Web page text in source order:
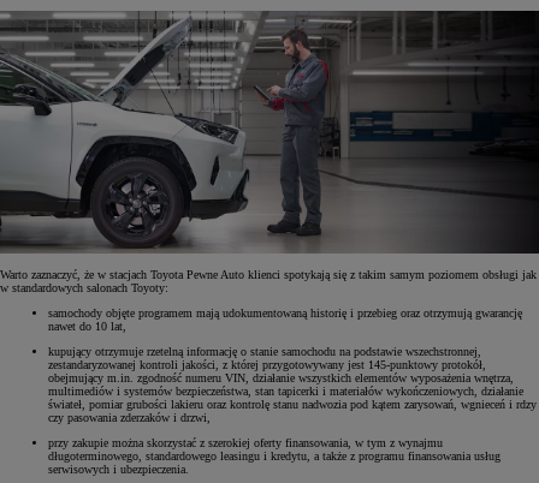
Warto zaznaczyć, że w stacjach Toyota Pewne Auto klienci spotykają się z takim samym poziomem obsługi jak
w standardowych salonach Toyoty:
samochody objęte programem mają udokumentowaną historię i przebieg oraz otrzymują gwarancję
nawet do 10 lat,
kupujący otrzymuje rzetelną informację o stanie samochodu na podstawie wszechstronnej,
zestandaryzowanej kontroli jakości, z której przygotowywany jest 145-punktowy protokół,
obejmujący m.in. zgodność numeru VIN, działanie wszystkich elementów wyposażenia wnętrza,
multimediów i systemów bezpieczeństwa, stan tapicerki i materiałów wykończeniowych, działanie
świateł, pomiar grubości lakieru oraz kontrolę stanu nadwozia pod kątem zarysowań, wgnieceń i rdzy
czy pasowania zderzaków i drzwi,
przy zakupie można skorzystać z szerokiej oferty finansowania, w tym z wynajmu
długoterminowego, standardowego leasingu i kredytu, a także z programu finansowania usług
serwisowych i ubezpieczenia.